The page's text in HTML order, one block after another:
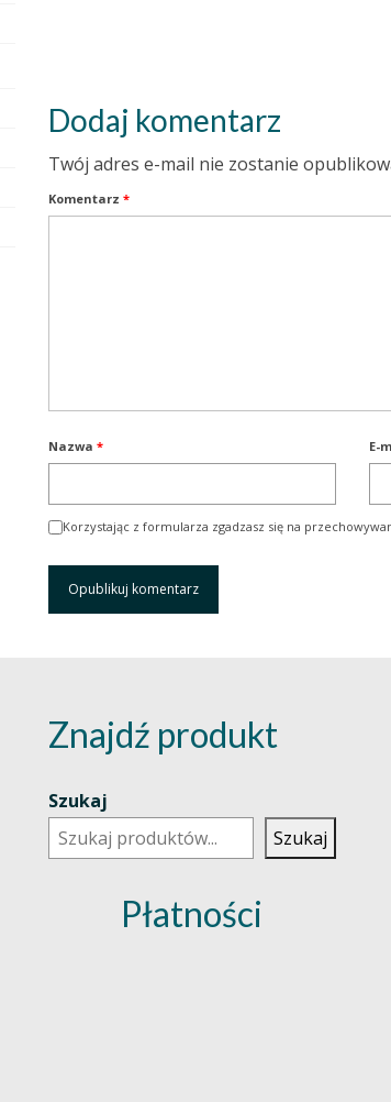
Dodaj komentarz
Twój adres e-mail nie zostanie
Komentarz *
Nazwa * E-
Korzystając z formularza zgadzasz się na
Znajdź produkt
Szukaj
Szukaj
Płatności